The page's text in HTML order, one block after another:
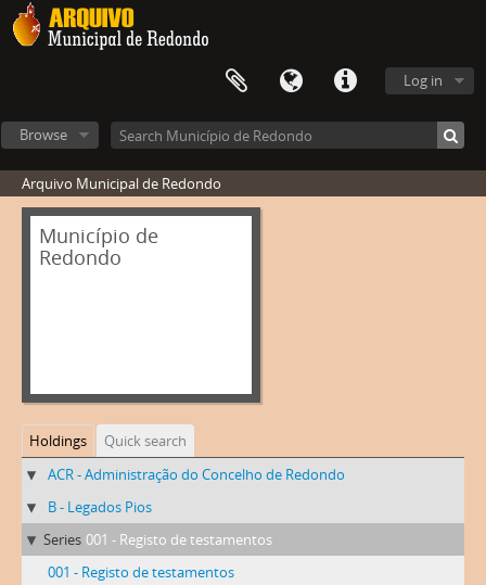
Log in
Browse
Arquivo Municipal de Redondo
Município de
Redondo
Holdings
Quick search
ACR - Administração do Concelho de Redondo
B - Legados Pios
Series 001 - Registo de testamentos
001 - Registo de testamentos